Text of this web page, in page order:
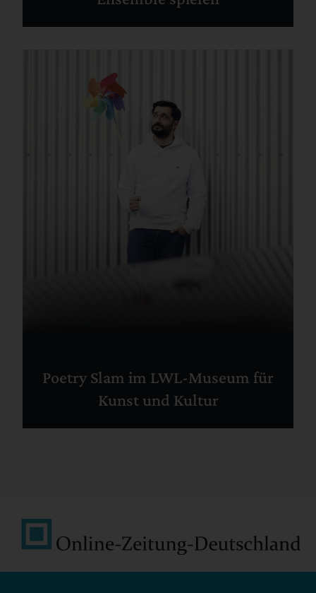
Poetry Slam im LWL-Museum für
Kunst und Kultur